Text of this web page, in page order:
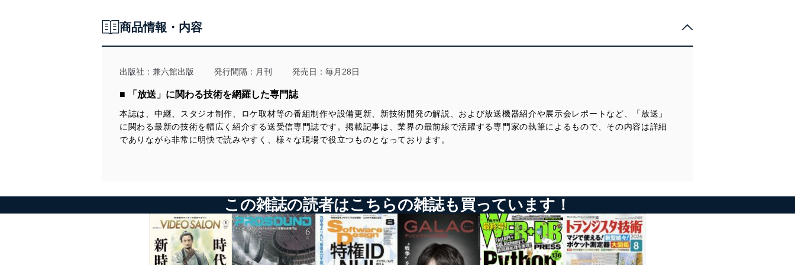
●FMロータリー InterBEE2025雑感
●映像アラカルト 各媒体への記録原理に基づく人の「夢」の正体
●音話屋ダイアリー ミラノの鐘
●ステージ音響 今年の夏の野外現場で
【 コラム記事 】
… 大野正夫／130
●音話屋ダイアリー ザルツブルグの鐘
… 石丸耕一／138
●ステージ音響 1970年代の記憶より
… 牧田滋夫／180
●映像アラカルト 予言・予知・予報
… ／181
●その後 105回 甦ったマイクロフォン
●FMロータリー 車で聴くradiko
… 川島 修／92
●ステージ音響 目からウロコの … PATEC ＜ 近未来の音響を考察
しました ＞
… 岡田辰夫／137
●内外ニュース
… 加藤久幸・白井規之／103
●テロップ制作における色覚多様性に配慮した配色調整サポート機能
… 齊藤 日出紀・熊坂 昂之輔／106
●IOWN APN2.0 東京～大阪・関西万博会場 技術検証および番組実
… 北島正司・佐々木 剛・石野彩耶・東海林 瑠玖・近藤俊介／
●《導入事例》長野朝日放送 番組制作にBlackmagicCloudワークフ
版TA）とそのフェイク広告対策技術の開発
●「技研公開2025」レビュー 放送の未来を示す研究成果18件を展
示
… 高瀬徹朗／115
●第59回 放送通信における電波のお話⑫（フィーダのインピーダ
「JURASSIC PARK」のサウンド・デザイン
… 沢口真生／131
● 《導入事例》国府町CATV、スタジオサブにBlackmagic Designワ
ークフローを採用
… ／141
●第14回 2025年第97回アカデミーBEST SOUND受賞「Dune
●その後 102回 真夏の夜のジャズ Jazz on a summer’s Day
… 大野正夫／90
… 佐々木 章／92
●AMプラザ 音声エンジニアの“極める”とは、我流の先にある知恵
の境地
… 塩崎一雄／93
●音話屋ダイアリー 海外に見聞を求めて 前編
商品情報・内容
出版社： 兼六館出版 発行間隔：月刊 発売日：毎月28日
■ 「放送」に関わる技術を網羅した専門誌
本誌は、中継、スタジオ制作、ロケ取材等の番組制作や設備更新、新技術開発の解説、および放送機器紹介や展示会レポートなど、「放送」
に関わる最新の技術を幅広く紹介する送受信専門誌です。掲載記事は、業界の最前線で活躍する専門家の執筆によるもので、その内容は詳細
でありながら非常に明快で読みやすく、様々な現場で役立つものとなっております。
この雑誌の読者はこちらの雑誌も買っています！